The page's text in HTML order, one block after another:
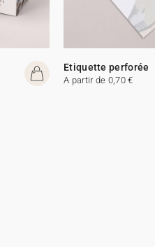
Etiquette perforée
A partir de 0,70 €